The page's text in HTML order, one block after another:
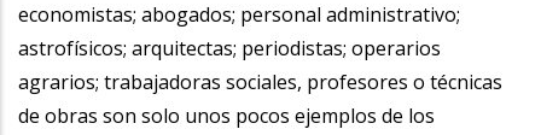
economistas; abogados; personal administrativo;
astrofísicos; arquitectas; periodistas; operarios
agrarios; trabajadoras sociales, profesores o técnicas
de obras son solo unos pocos ejemplos de los